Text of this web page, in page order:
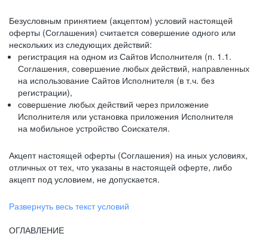
Безусловным принятием (акцептом) условий настоящей
оферты (Соглашения) считается совершение одного или
нескольких из следующих действий:
регистрация на одном из Сайтов Исполнителя (п. 1.1.
Соглашения, совершение любых действий, направленных
на использование Сайтов Исполнителя (в т.ч. без
регистрации),
совершение любых действий через приложение
Исполнителя или установка приложения Исполнителя
на мобильное устройство Соискателя.
Акцепт настоящей оферты (Соглашения) на иных условиях,
отличных от тех, что указаны в настоящей оферте, либо
акцепт под условием, не допускается.
Развернуть весь текст условий
ОГЛАВЛЕНИЕ